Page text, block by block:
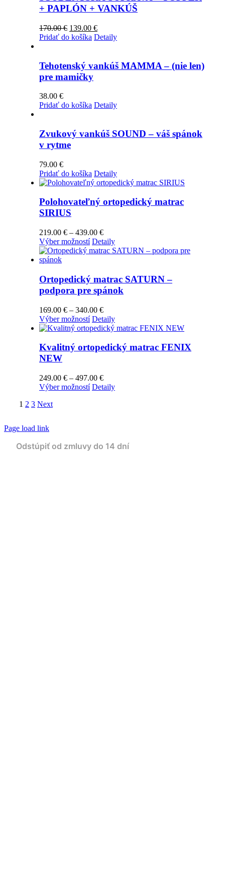
+ PAPLÓN + VANKÚŠ
170.00€ Pôvodná
cena
139.00 €Aktuálna
cena
Pridať do košíka Detaily
Tehotenský vankúš MAMMA – (nie len)
pre mamičky
38.00 €
Pridať do košíka Detaily
Zvukový vankúš SOUND – váš spánok
v rytme
79.00 €
Pridať do košíka Detaily
Polohovateľný ortopedický matrac
SIRIUS
219.00 € – 439.00 €Price
range:
219.00 €
Výber možností Tento
produkt
variantov.
Možnosti
si
vybrať
na
stránke
Detaily
Ortopedický matrac SATURN –
podpora pre spánok
169.00 € – 340.00 €Price
range:
169.00 €
340.00 €
Výber možností Tento
produkt
viacero
variantov.
môžete
vybrať
Detaily
Kvalitný ortopedický matrac FENIX
NEW
249.00 € – 497.00 €Price
range:
Výber možností Tento
môžete
Detaily
1 2 3 Next
Page load link